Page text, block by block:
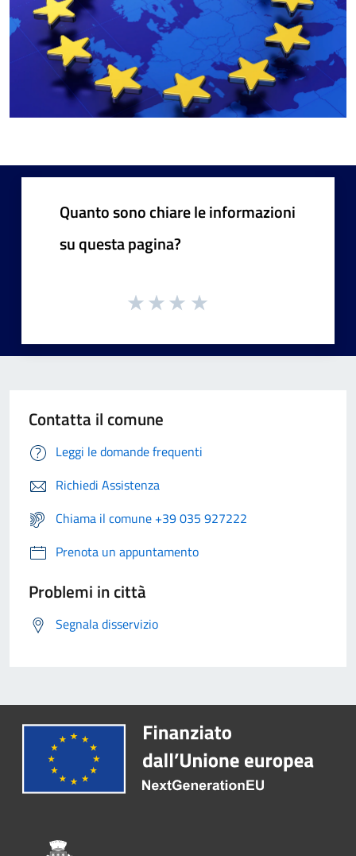
Quanto sono chiare le informazioni
su questa pagina?
Contatta il comune
Leggi le domande frequenti
Richiedi Assistenza
Chiama il comune +39 035 927222
Prenota un appuntamento
Problemi in città
Segnala disservizio